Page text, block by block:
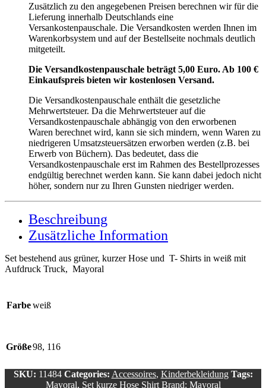
Zusätzlich zu den angegebenen Preisen berechnen wir für die
Lieferung innerhalb Deutschlands eine
Versankostenpauschale. Die Versandkosten werden Ihnen im
Warenkorbsystem und auf der Bestellseite nochmals deutlich
mitgeteilt.
Die Versandkostenpauschale beträgt 5,00 Euro. Ab 100 €
Einkaufspreis bieten wir kostenlosen Versand.
Die Versandkostenpauschale enthält die gesetzliche
Mehrwertsteuer. Da die Mehrwertsteuer auf die
Versandkostenpauschale abhängig von den erworbenen
Waren berechnet wird, kann sie sich mindern, wenn Waren zu
niedrigeren Umsatzsteuersätzen erworben werden (z.B. bei
Erwerb von Büchern). Das bedeutet, dass die
Versandkostenpauschale erst im Rahmen des Bestellprozesses
endgültig berechnet werden kann. Sie kann dabei jedoch nicht
höher, sondern nur zu Ihren Gunsten niedriger werden.
Beschreibung
Zusätzliche Information
Set bestehend aus grüner, kurzer Hose und T- Shirts in weiß mit
Aufdruck Truck, Mayoral
Farbeweiß
Größe98, 116
SKU: 11484 Categories: Accessoires, Kinderbekleidung Tags:
Mayoral, Set kurze Hose Shirt Brand: Mayoral